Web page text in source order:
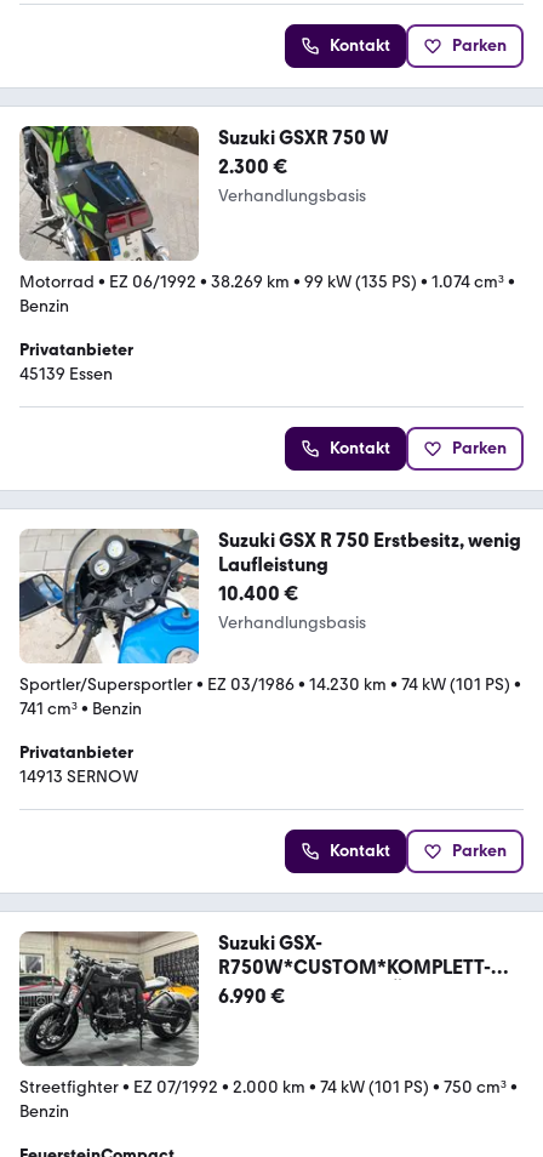
Kontakt Parken
Suzuki GSXR 750 W
2.300 €
Verhandlungsbasis
Motorrad • EZ 06/1992 • 38.269 km • 99 kW (135 PS) • 1.074 cm³•
Benzin
Privatanbieter
45139 Essen
Kontakt Parken
Suzuki GSX R 750 Erstbesitz, wenig
Laufleistung
10.400 €
Verhandlungsbasis
Sportler/Supersportler• EZ 03/1986• 14.230 km • 74 kW (101 PS) •
741 cm³• Benzin
Privatanbieter
14913 SERNOW
Kontakt Parken
Suzuki GSX-
R750W*CUSTOM*KOMPLETT-
REVIDIERT*ZUVERLÄSSIG
6.990 €
Streetfighter• EZ 07/1992 • 2.000 km • 74 kW (101 PS) • 750 cm³•
Benzin